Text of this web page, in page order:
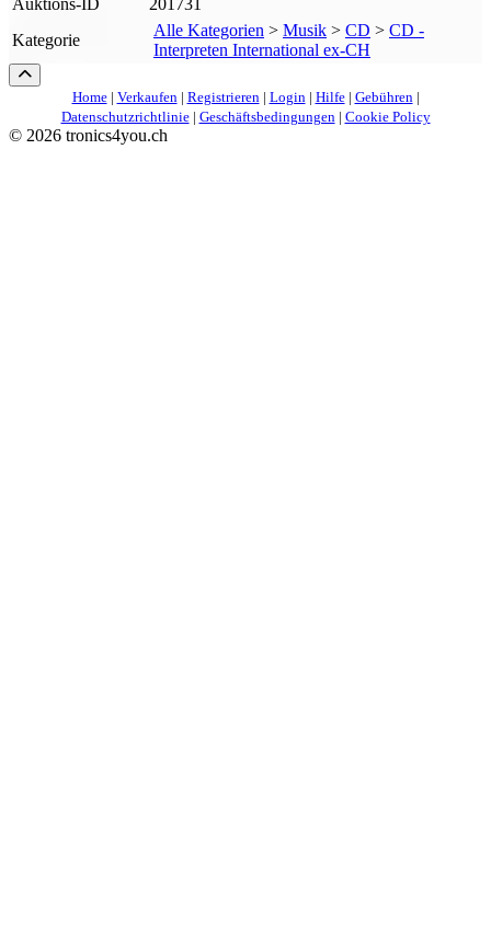
Auktions-ID
201731
Kategorie
Alle Kategorien > Musik > CD > CD -
Interpreten International ex-CH
Home| Verkaufen| Registrieren| Login| Hilfe| Gebühren|
Datenschutzrichtlinie| Geschäftsbedingungen| Cookie Policy
© 2026 tronics4you.ch